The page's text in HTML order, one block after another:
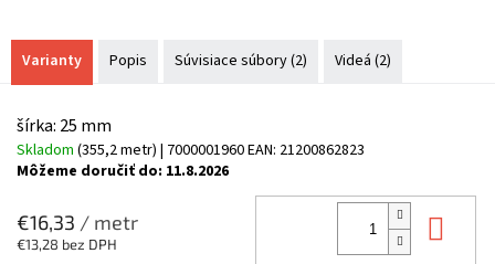
Varianty Popis Súvisiace súbory (2) Videá (2)
šírka: 25 mm
Skladom (355,2 metr) | 7000001960EAN: 21200862823
Môžeme doručiť do: 11.8.2026
€16,33 / metr
€13,28 bez DPH